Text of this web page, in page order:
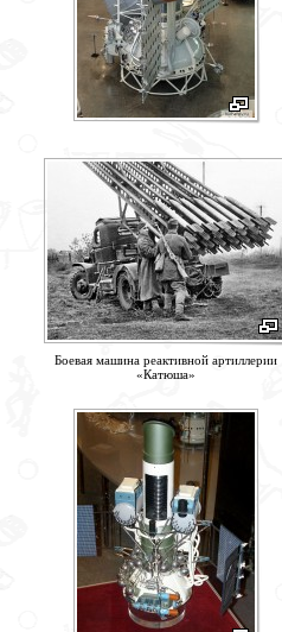
Боевая машина реактивной артиллерии
«Катюша»